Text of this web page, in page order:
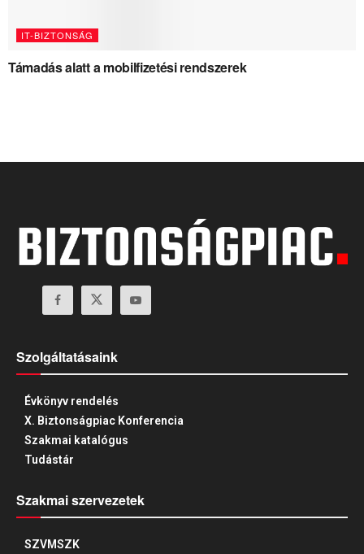
IT-BIZTONSÁG
Támadás alatt a mobilfizetési rendszerek
Szolgáltatásaink
Évkönyv rendelés
X. Biztonságpiac Konferencia
Szakmai katalógus
Tudástár
Szakmai szervezetek
SZVMSZK